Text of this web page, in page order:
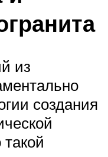
из
создания